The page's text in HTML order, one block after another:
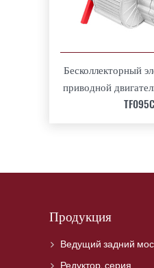
Бесколлекторный
приводной
Продукция
Ведущий задний